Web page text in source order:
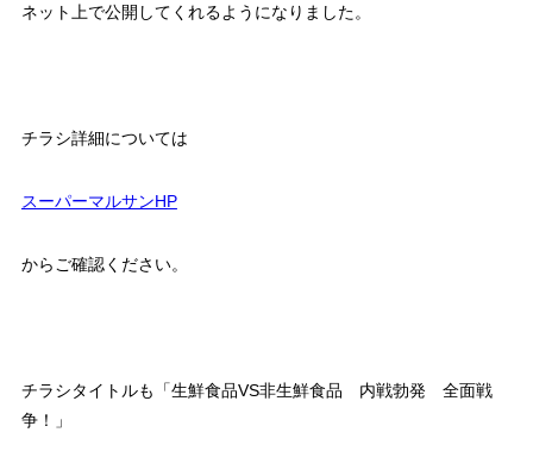
ネット上で公開してくれるようになりました。
チラシ詳細については
スーパーマルサンHP
からご確認ください。
チラシタイトルも「生鮮食品VS非生鮮食品 内戦勃発 全面戦
争！」